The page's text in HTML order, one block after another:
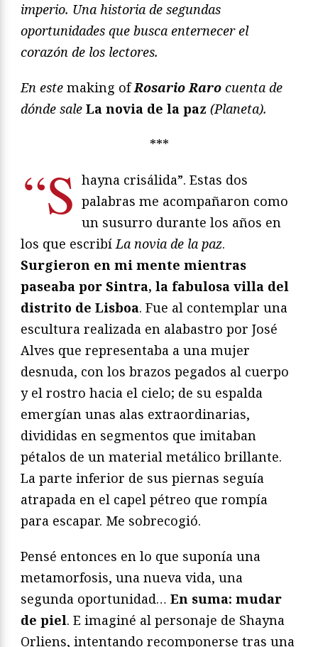
imperio. Una historia de segundas
oportunidades que busca enternecer el
corazón de los lectores.
En este making ofRosario Raro cuenta de
dónde sale La novia de la paz (Planeta).
***
“S hayna crisálida”. Estas dos
palabras me acompañaron como
un susurro durante los años en
los que escribíLa novia de la paz.
Surgieron en mi mente mientras
paseaba por Sintra, la fabulosa villa del
distrito de Lisboa. Fue al contemplar una
escultura realizada en alabastro por José
Alves que representaba a una mujer
desnuda, con los brazos pegados al cuerpo
y el rostro hacia el cielo; de su espalda
emergían unas alas extraordinarias,
divididas en segmentos que imitaban
pétalos de un material metálico brillante.
La parte inferior de sus piernas seguía
atrapada en el capel pétreo que rompía
para escapar. Me sobrecogió.
Pensé entonces en lo que suponía una
metamorfosis, una nueva vida, una
segunda oportunidad… En suma: mudar
de piel. E imaginé al personaje de Shayna
Orliens, intentando recomponerse tras una